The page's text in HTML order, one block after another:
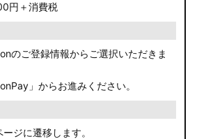
円＋消費税
のご登録情報からご選択いただきま
」からお進みください。
ジに遷移します。